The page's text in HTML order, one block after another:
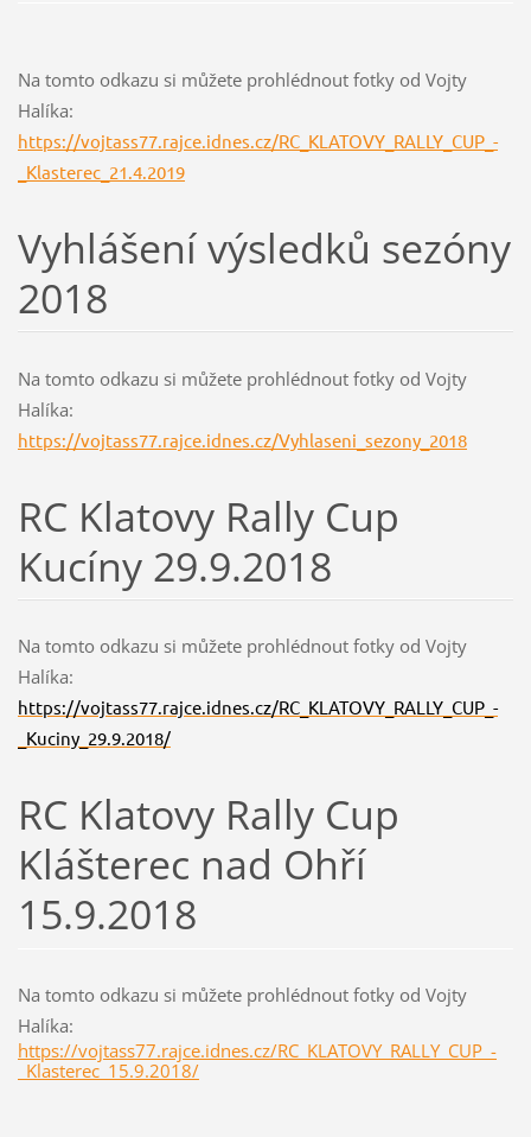
Na tomto odkazu si můžete prohlédnout fotky od Vojty
Halíka:
https://vojtass77.rajce.idnes.cz/RC_KLATOVY_RALLY_CUP_-
_Klasterec_21.4.2019
Vyhlášení výsledků sezóny
2018
Na tomto odkazu si můžete prohlédnout fotky od Vojty
Halíka:
https://vojtass77.rajce.idnes.cz/Vyhlaseni_sezony_2018
RC Klatovy Rally Cup
Kucíny 29.9.2018
Na tomto odkazu si můžete prohlédnout fotky od Vojty
Halíka:
https://vojtass77.rajce.idnes.cz/RC_KLATOVY_RALLY_CUP_-
_Kuciny_29.9.2018/
RC Klatovy Rally Cup
Klášterec nad Ohří
15.9.2018
Na tomto odkazu si můžete prohlédnout fotky od Vojty
Halíka:
https://vojtass77.rajce.idnes.cz/RC_KLATOVY_RALLY_CUP_-
_Klasterec_15.9.2018/